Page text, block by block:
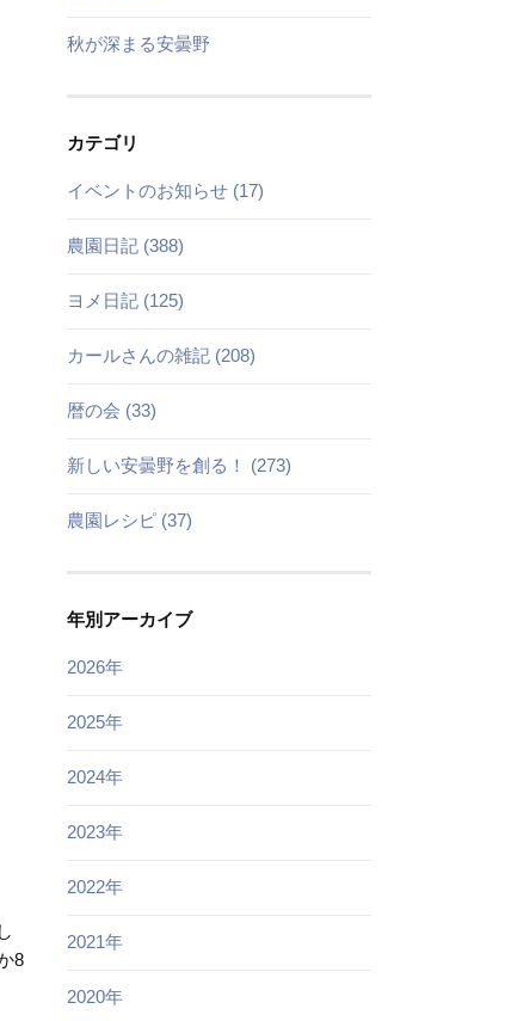
8
秋が深まる安曇野
カテゴリ
イベントのお知らせ (17)
農園日記 (388)
ヨメ日記 (125)
カールさんの雑記 (208)
暦の会 (33)
新しい安曇野を創る！ (273)
農園レシピ (37)
年別アーカイブ
2026年
2025年
2024年
2023年
2022年
2021年
2020年